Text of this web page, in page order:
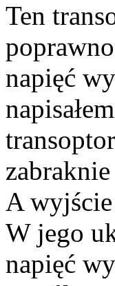
Ten
napięć
A
W jego
napięć